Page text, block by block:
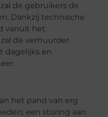
de gebruikers de
Dankzij technische
vanuit het
de verhuurder
dagelijks en
het pand van erg
een storing aan